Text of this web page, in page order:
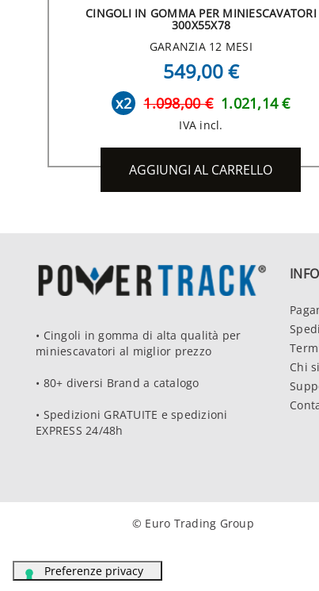
CINGOLI IN GOMMA PER MINIESCAVATORI
300X55X78
GARANZIA 12 MESI
549,00 €
x2 1.098,00 € 1.021,14 €
IVA incl.
AGGIUNGI AL CARRELLO
• Cingoli in gomma di alta qualità per
miniescavatori al miglior prezzo
• 80+ diversi Brand a catalogo
• Spedizioni GRATUITE e spedizioni
EXPRESS 24/48h
Chi
© Euro Trading Group